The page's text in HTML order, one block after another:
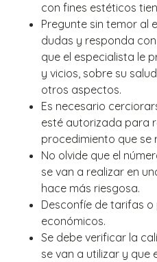
con fines estéticos
Pregunte sin temor al
dudas y responda
que el especialista le
y vicios, sobre su
otros aspectos.
Es necesario
esté autorizada para
procedimiento que se
No olvide que el
se van a realizar en
hace más riesgosa.
Desconfíe de tarifas
económicos.
Se debe verificar la
se van a utilizar y que